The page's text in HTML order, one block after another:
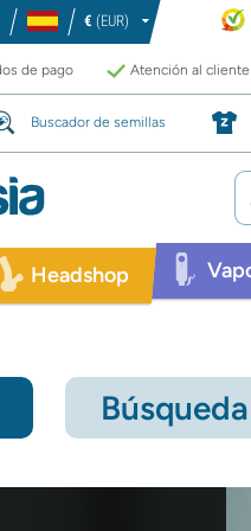
€ (EUR)
de pago Atención al
Buscador de semillas
Headshop